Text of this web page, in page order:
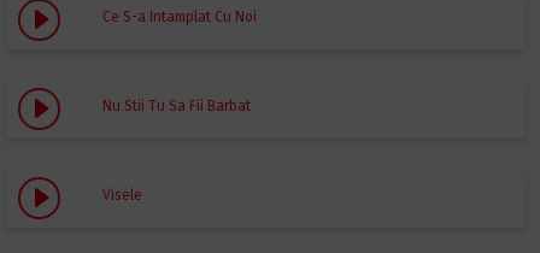
Ce S-a Intamplat Cu Noi
Nu Stii Tu Sa Fii Barbat
Visele